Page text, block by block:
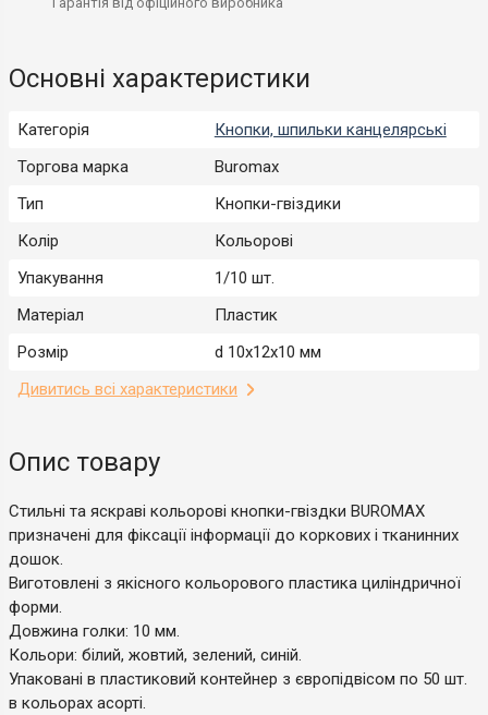
Основні характеристики
Категорія
Кнопки, шпильки канцелярські
Торгова марка
Buromax
Тип
Кнопки-гвіздики
Колір
Кольорові
Упакування
1/10 шт.
Матеріал
Пластик
Розмір
d 10х12х10 мм
Дивитись всі характеристики
Опис товару
Стильні та яскраві кольорові кнопки-гвіздки BUROMAX
призначені для фіксації інформації до коркових і тканинних
дошок.
Виготовлені з якісного кольорового пластика циліндричної
форми.
Довжина голки: 10 мм.
Кольори: білий, жовтий, зелений, синій.
Упаковані в пластиковий контейнер з європідвісом по 50 шт.
в кольорах асорті.